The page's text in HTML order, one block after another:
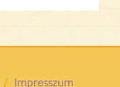
Impresszum